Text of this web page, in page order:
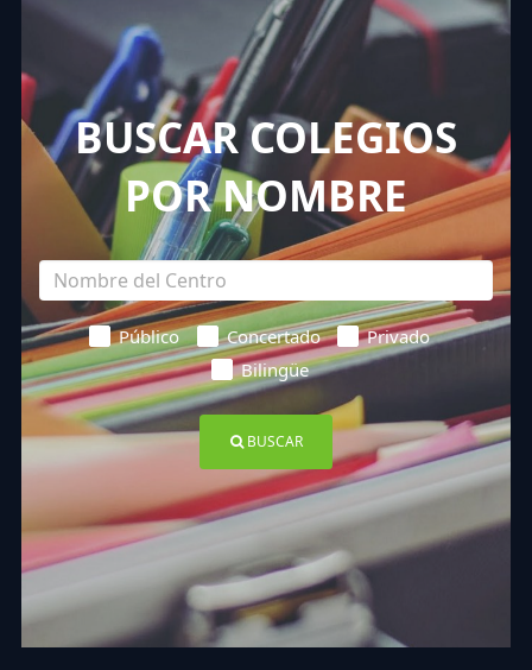
BUSCAR COLEGIOS
POR NOMBRE
Público Concertado
Privado
Bilingüe
BUSCAR